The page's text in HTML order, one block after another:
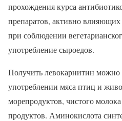
прохождения курса
препаратов, активно влияющих
при соблюдении
употребление сыроедов.
Получить левокарнитин можно
употреблении мяса птиц и
морепродуктов, чистого
продуктов. Аминокислота